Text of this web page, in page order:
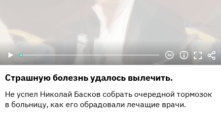
Страшную болезнь удалось вылечить.
Не успел Николай Басков собрать очередной тормозок
в больницу, как его обрадовали лечащие врачи.